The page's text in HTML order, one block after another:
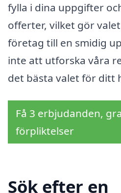
fylla i dina uppgifter
offerter, vilket gör
företag till en smidig
inte att utforska våra
det bästa valet för ditt
Få 3 erbjudanden,
förpliktelser
Sök efter en